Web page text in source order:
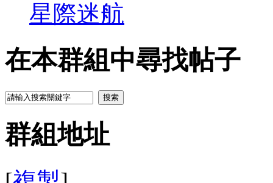
星際迷航
在本群組中尋找帖子
搜索
群組地址